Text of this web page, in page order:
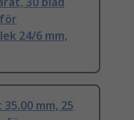
för
24/6 mm,
mm, 25